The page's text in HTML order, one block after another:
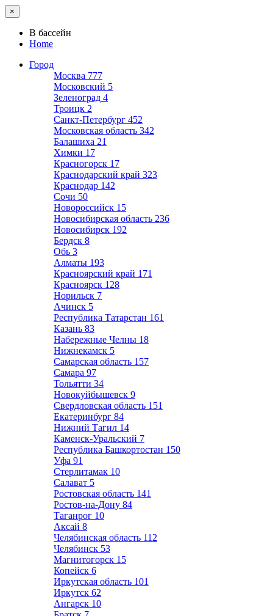
×
В бассейн
Home
Город
Москва 777
Московский 5
Зеленоград 4
Троицк 2
Санкт-Петербург 452
Московская область 342
Балашиха 21
Химки 17
Красногорск 17
Краснодарский край 323
Краснодар 142
Сочи 50
Новороссийск 15
Новосибирская область 236
Новосибирск 192
Бердск 8
Обь 3
Алматы 193
Красноярский край 171
Красноярск 128
Норильск 7
Ачинск 5
Республика Татарстан 161
Казань 83
Набережные Челны 18
Нижнекамск 5
Самарская область 157
Самара 97
Тольятти 34
Новокуйбышевск 9
Свердловская область 151
Екатеринбург 84
Нижний Тагил 14
Каменск-Уральский 7
Республика Башкортостан 150
Уфа 91
Стерлитамак 10
Салават 5
Ростовская область 141
Ростов-на-Дону 84
Таганрог 10
Аксай 8
Челябинская область 112
Челябинск 53
Магнитогорск 15
Копейск 6
Иркутская область 101
Иркутск 62
Ангарск 10